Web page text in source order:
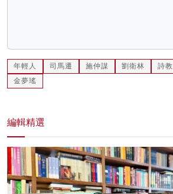
年輕人 司馬遷 施仲謀 劉衛林 詩教
金夢瑤
編輯精選